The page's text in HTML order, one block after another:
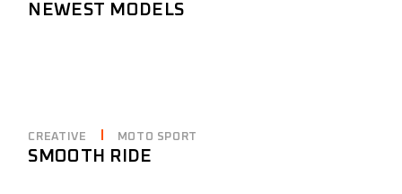
NEWEST MODELS
CREATIVE MOTO SPORT
SMOOTH RIDE